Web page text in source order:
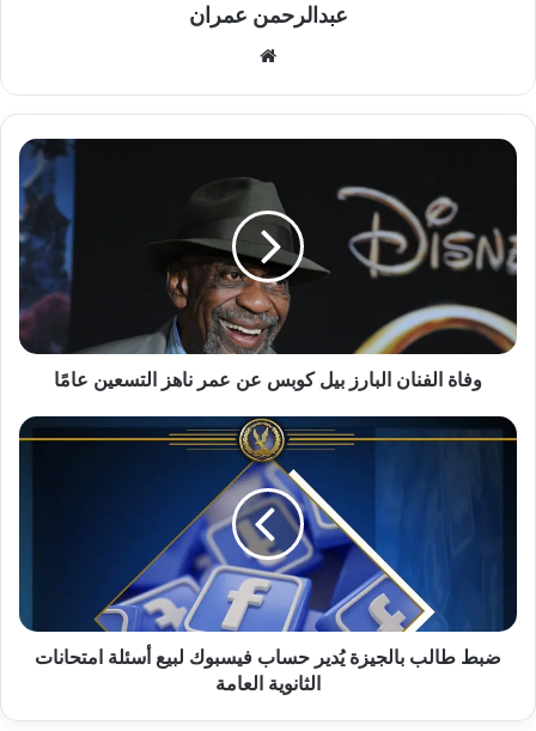
عبدالرحمن عمران
وفاة
بيل
كوبس
عن
ناهز
التسعين
وفاة الفنان البارز بيل كوبس عن عمر ناهز التسعين عامًا
ضبط
امتحانات
الثانوية
ضبط طالب بالجيزة يُدير حساب فيسبوك لبيع أسئلة امتحانات
الثانوية العامة